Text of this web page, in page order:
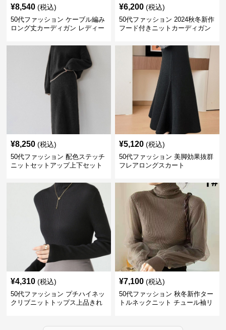
¥8,540 (税込)
50代ファッション ケーブル編み
ロング丈カーディガン レディー
¥6,200 (税込)
50代ファッション 2024秋冬新作
フード付きニットカーディガン
¥8,250 (税込)
50代ファッション 配色ステッチ
ニットセットアップ上下セット
¥5,120 (税込)
50代ファッション 美脚効果抜群
フレアロングスカート
¥4,310 (税込)
50代ファッション プチハイネッ
クリブニットトップス上品きれ
¥7,100 (税込)
50代ファッション 秋冬新作ター
トルネックニット チュール袖リ